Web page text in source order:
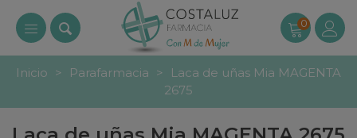
0
Inicio > Parafarmacia >
Laca de uñas Mia MAGENTA
2675